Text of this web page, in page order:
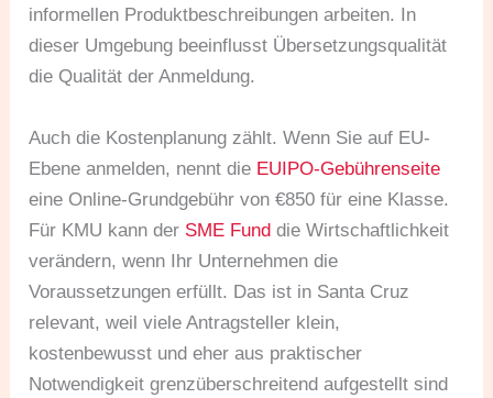
informellen Produktbeschreibungen arbeiten. In
dieser Umgebung beeinflusst Übersetzungsqualität
die Qualität der Anmeldung.
Auch die Kostenplanung zählt. Wenn Sie auf EU-
Ebene anmelden, nennt die EUIPO-Gebührenseite
eine Online-Grundgebühr von €850 für eine Klasse.
Für KMU kann der SME Fund die Wirtschaftlichkeit
verändern, wenn Ihr Unternehmen die
Voraussetzungen erfüllt. Das ist in Santa Cruz
relevant, weil viele Antragsteller klein,
kostenbewusst und eher aus praktischer
Notwendigkeit grenzüberschreitend aufgestellt sind